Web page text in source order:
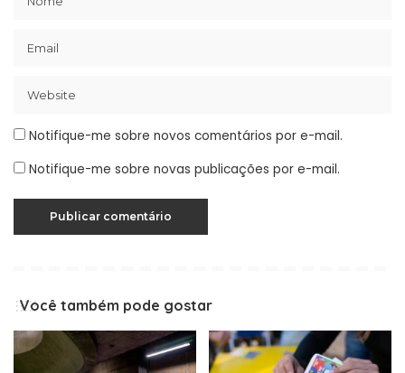
Notifique-me sobre novos comentários por e-mail.
Notifique-me sobre novas publicações por e-mail.
Você também pode gostar